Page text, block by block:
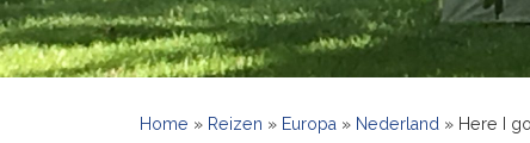
Home » Reizen » Europa » Nederland » Here I